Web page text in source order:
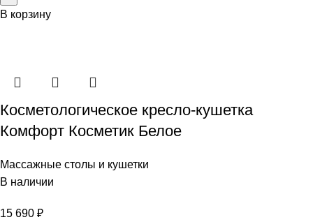
В корзину
Косметологическое кресло-кушетка
Комфорт Косметик Белое
Массажные столы и кушетки
В наличии
15 690 ₽